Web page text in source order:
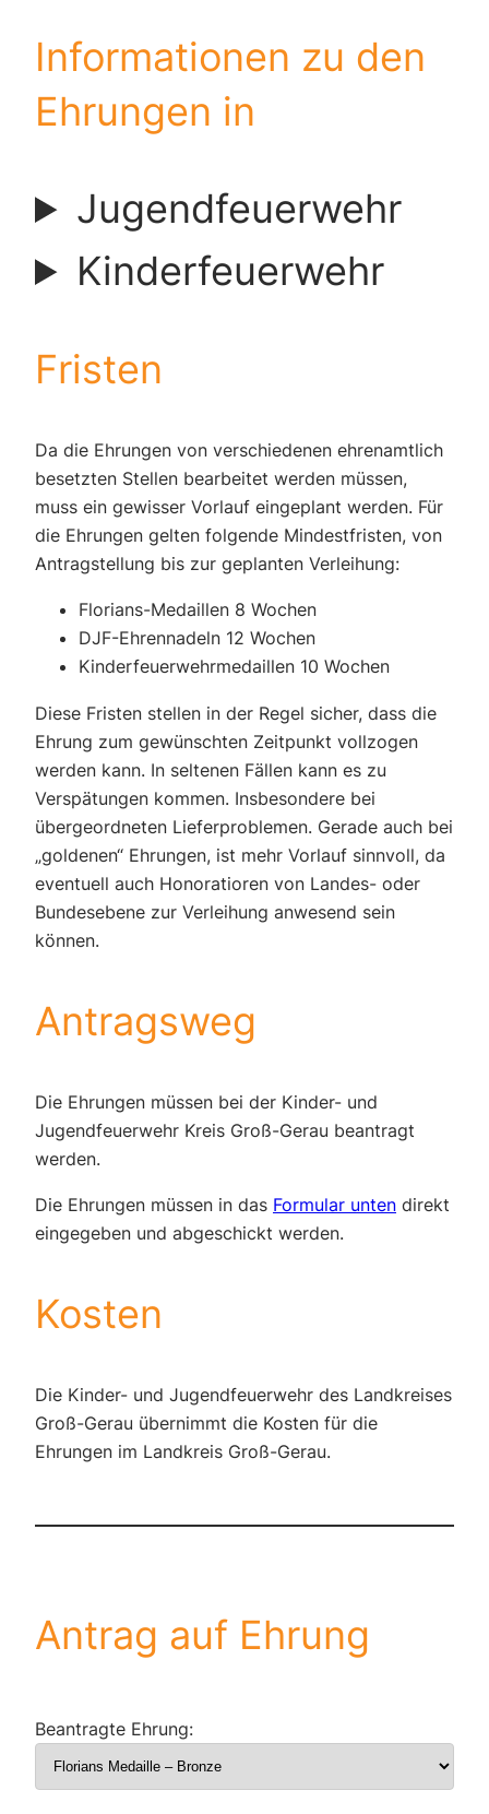
Informationen zu den
Ehrungen in
Jugendfeuerwehr
Kinderfeuerwehr
Fristen
Da die Ehrungen von verschiedenen ehrenamtlich
besetzten Stellen bearbeitet werden müssen,
muss ein gewisser Vorlauf eingeplant werden. Für
die Ehrungen gelten folgende Mindestfristen, von
Antragstellung bis zur geplanten Verleihung:
Florians-Medaillen 8 Wochen
DJF-Ehrennadeln 12 Wochen
Kinderfeuerwehrmedaillen 10 Wochen
Diese Fristen stellen in der Regel sicher, dass die
Ehrung zum gewünschten Zeitpunkt vollzogen
werden kann. In seltenen Fällen kann es zu
Verspätungen kommen. Insbesondere bei
übergeordneten Lieferproblemen. Gerade auch bei
„goldenen“ Ehrungen, ist mehr Vorlauf sinnvoll, da
eventuell auch Honoratioren von Landes- oder
Bundesebene zur Verleihung anwesend sein
können.
Antragsweg
Die Ehrungen müssen bei der Kinder- und
Jugendfeuerwehr Kreis Groß-Gerau beantragt
werden.
Die Ehrungen müssen in das Formular unten direkt
eingegeben und abgeschickt werden.
Kosten
Die Kinder- und Jugendfeuerwehr des Landkreises
Groß-Gerau übernimmt die Kosten für die
Ehrungen im Landkreis Groß-Gerau.
Antrag auf Ehrung
Beantragte Ehrung: